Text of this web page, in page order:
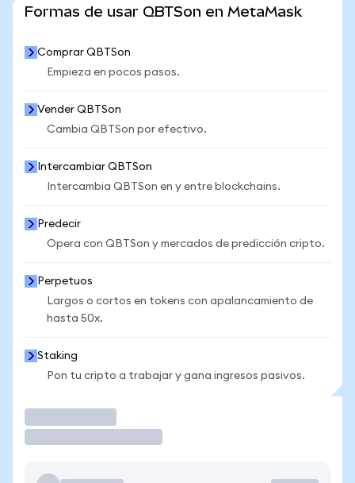
Formas de usar QBTSon en MetaMask
Comprar QBTSon
Empieza en pocos pasos.
Vender QBTSon
Cambia QBTSon por efectivo.
Intercambiar QBTSon
Intercambia QBTSon en y entre blockchains.
Predecir
Opera con QBTSon y mercados de predicción cripto.
Perpetuos
Largos o cortos en tokens con apalancamiento de
hasta 50x.
Staking
Pon tu cripto a trabajar y gana ingresos pasivos.